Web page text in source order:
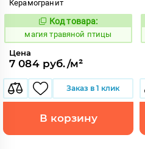
Керамогранит
919198
Код товара:
магия травяной птицы
Цена
7 084 руб./м²
Заказ в 1 клик
В корзину